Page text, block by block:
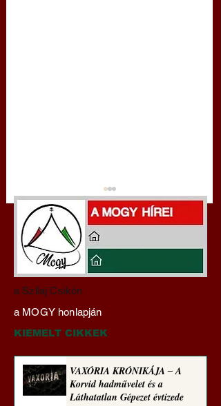
Miért veszélyes a
klímaszakértőkre
hallgatni? A szakértőktől
ments meg, Uram,
a Szilaj Csikón
a MOGY honlapján
KIEMELT CIKKEK
VAXÓRIA KRÓNIKÁJA ‒ A
Korvid hadművelet és a
Láthatatlan Gépezet évtizede